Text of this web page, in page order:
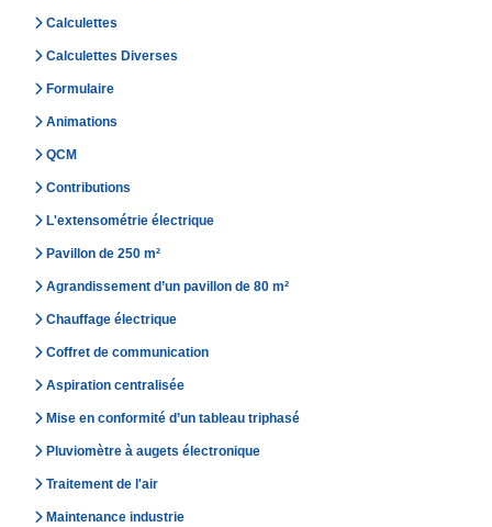
Calculettes
Calculettes Diverses
Formulaire
Animations
QCM
Contributions
L'extensométrie électrique
Pavillon de 250 m²
Agrandissement d’un pavillon de 80 m²
Chauffage électrique
Coffret de communication
Aspiration centralisée
Mise en conformité d’un tableau triphasé
Pluviomètre à augets électronique
Traitement de l'air
Maintenance industrie